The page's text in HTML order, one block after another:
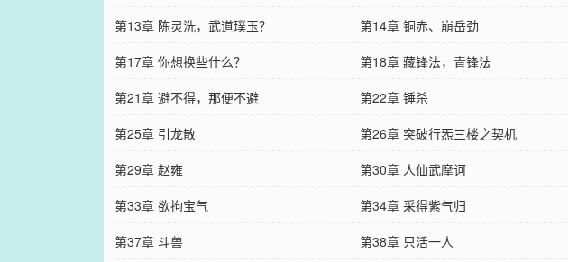
第13章 陈灵洗，武道璞玉？
第14章 铜赤、崩岳劲
第17章 你想换些什么？
第18章 藏锋法，青锋法
第21章 避不得，那便不避
第22章 锤杀
第25章 引龙散
第26章 突破行炁三楼之契机
第29章 赵雍
第30章 人仙武摩诃
第33章 欲拘宝气
第34章 采得紫气归
第37章 斗兽
第38章 只活一人